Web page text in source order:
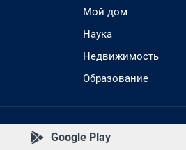
Мой дом
Наука
Недвижимость
Образование
Google Play